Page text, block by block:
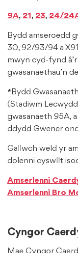
9A, 21, 23, 24/
Bydd amseroedd
30, 92/93/94 a
mwyn cyd-fynd
gwasanaethau’n
*Bydd
(Stadiwm
gwasanaeth 95A,
ddydd Gwener
Gallwch weld yr
dolenni cyswllt
Amserlenni
Amserlenni Bro
Cyngor